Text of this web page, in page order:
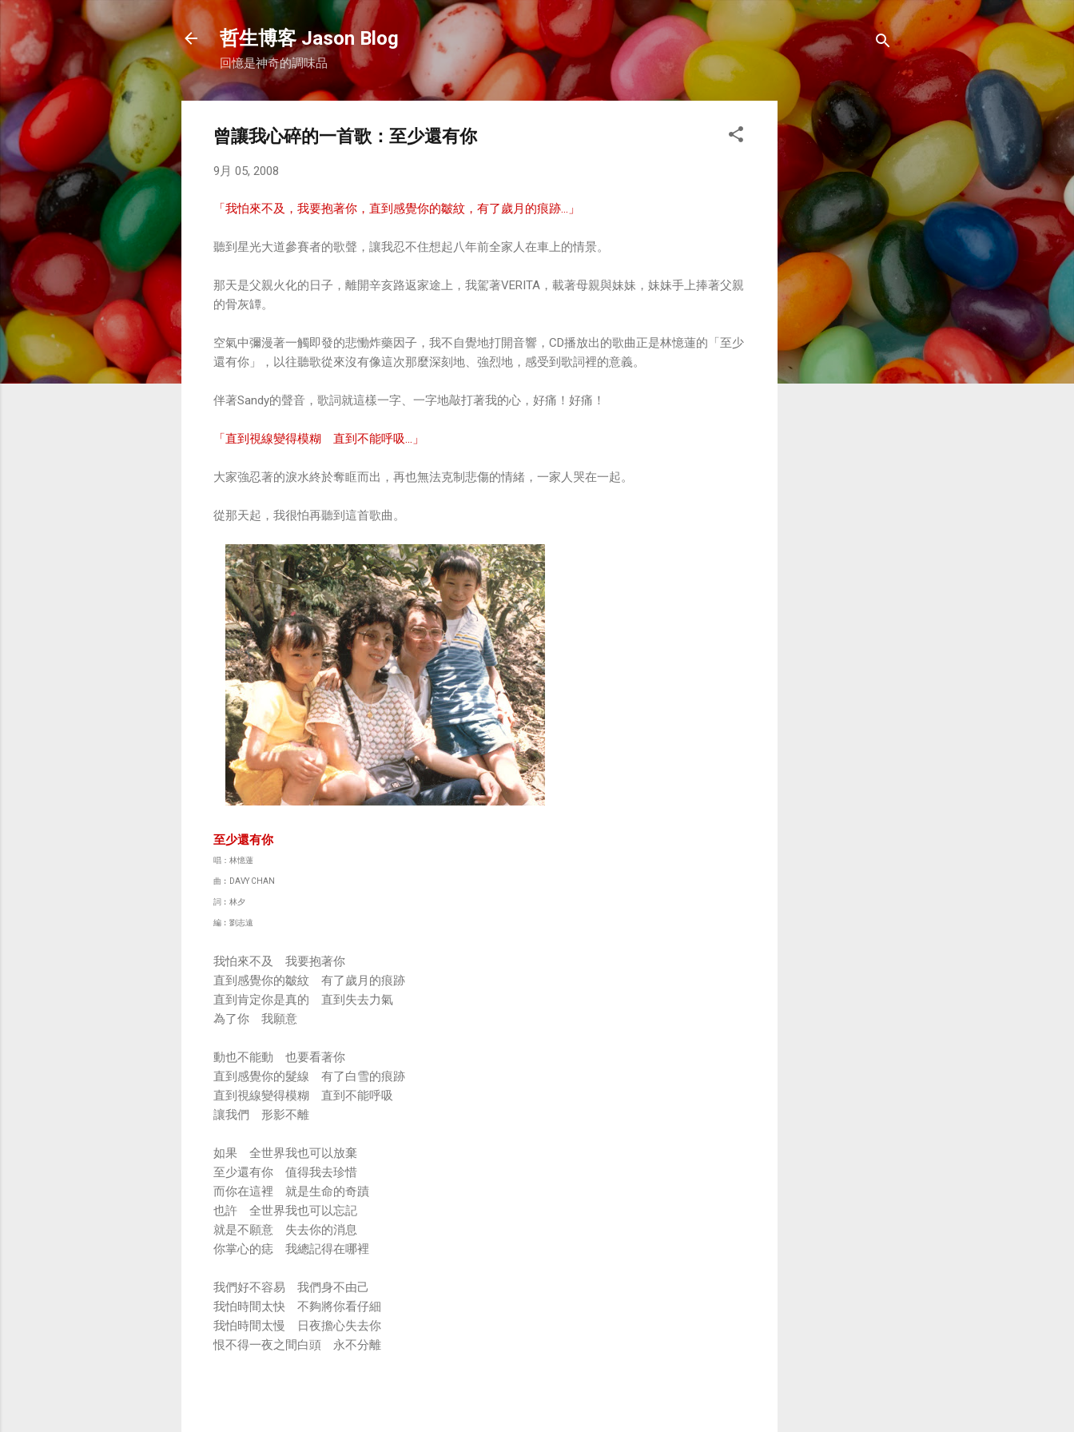
跳到主要內容
哲生博客 Jason Blog
回憶是神奇的調味品
曾讓我心碎的一首歌：至少還有你
9月 05, 2008
「我怕來不及，我要抱著你，直到感覺你的皺紋，有了歲月的痕跡…」
聽到星光大道參賽者的歌聲，讓我忍不住想起八年前全家人在車上的情景。
那天是父親火化的日子，離開辛亥路返家途上，我駕著VERITA，載著母親與妹妹，妹妹手上捧著父親
的骨灰罈。
空氣中彌漫著一觸即發的悲慟炸藥因子，我不自覺地打開音響，CD播放出的歌曲正是林憶蓮的「至少
還有你」，以往聽歌從來沒有像這次那麼深刻地、強烈地，感受到歌詞裡的意義。
伴著Sandy的聲音，歌詞就這樣一字、一字地敲打著我的心，好痛！好痛！
「直到視線變得模糊 直到不能呼吸…」
大家強忍著的淚水終於奪眶而出，再也無法克制悲傷的情緒，一家人哭在一起。
從那天起，我很怕再聽到這首歌曲。
至少還有你
唱：林憶蓮
曲︰DAVY CHAN
詞︰林夕
編︰劉志遠
我怕來不及 我要抱著你
直到感覺你的皺紋 有了歲月的痕跡
直到肯定你是真的 直到失去力氣
為了你 我願意
動也不能動 也要看著你
直到感覺你的髮線 有了白雪的痕跡
直到視線變得模糊 直到不能呼吸
讓我們 形影不離
如果 全世界我也可以放棄
至少還有你 值得我去珍惜
而你在這裡 就是生命的奇蹟
也許 全世界我也可以忘記
就是不願意 失去你的消息
你掌心的痣 我總記得在哪裡
我們好不容易 我們身不由己
我怕時間太快 不夠將你看仔細
我怕時間太慢 日夜擔心失去你
恨不得一夜之間白頭 永不分離